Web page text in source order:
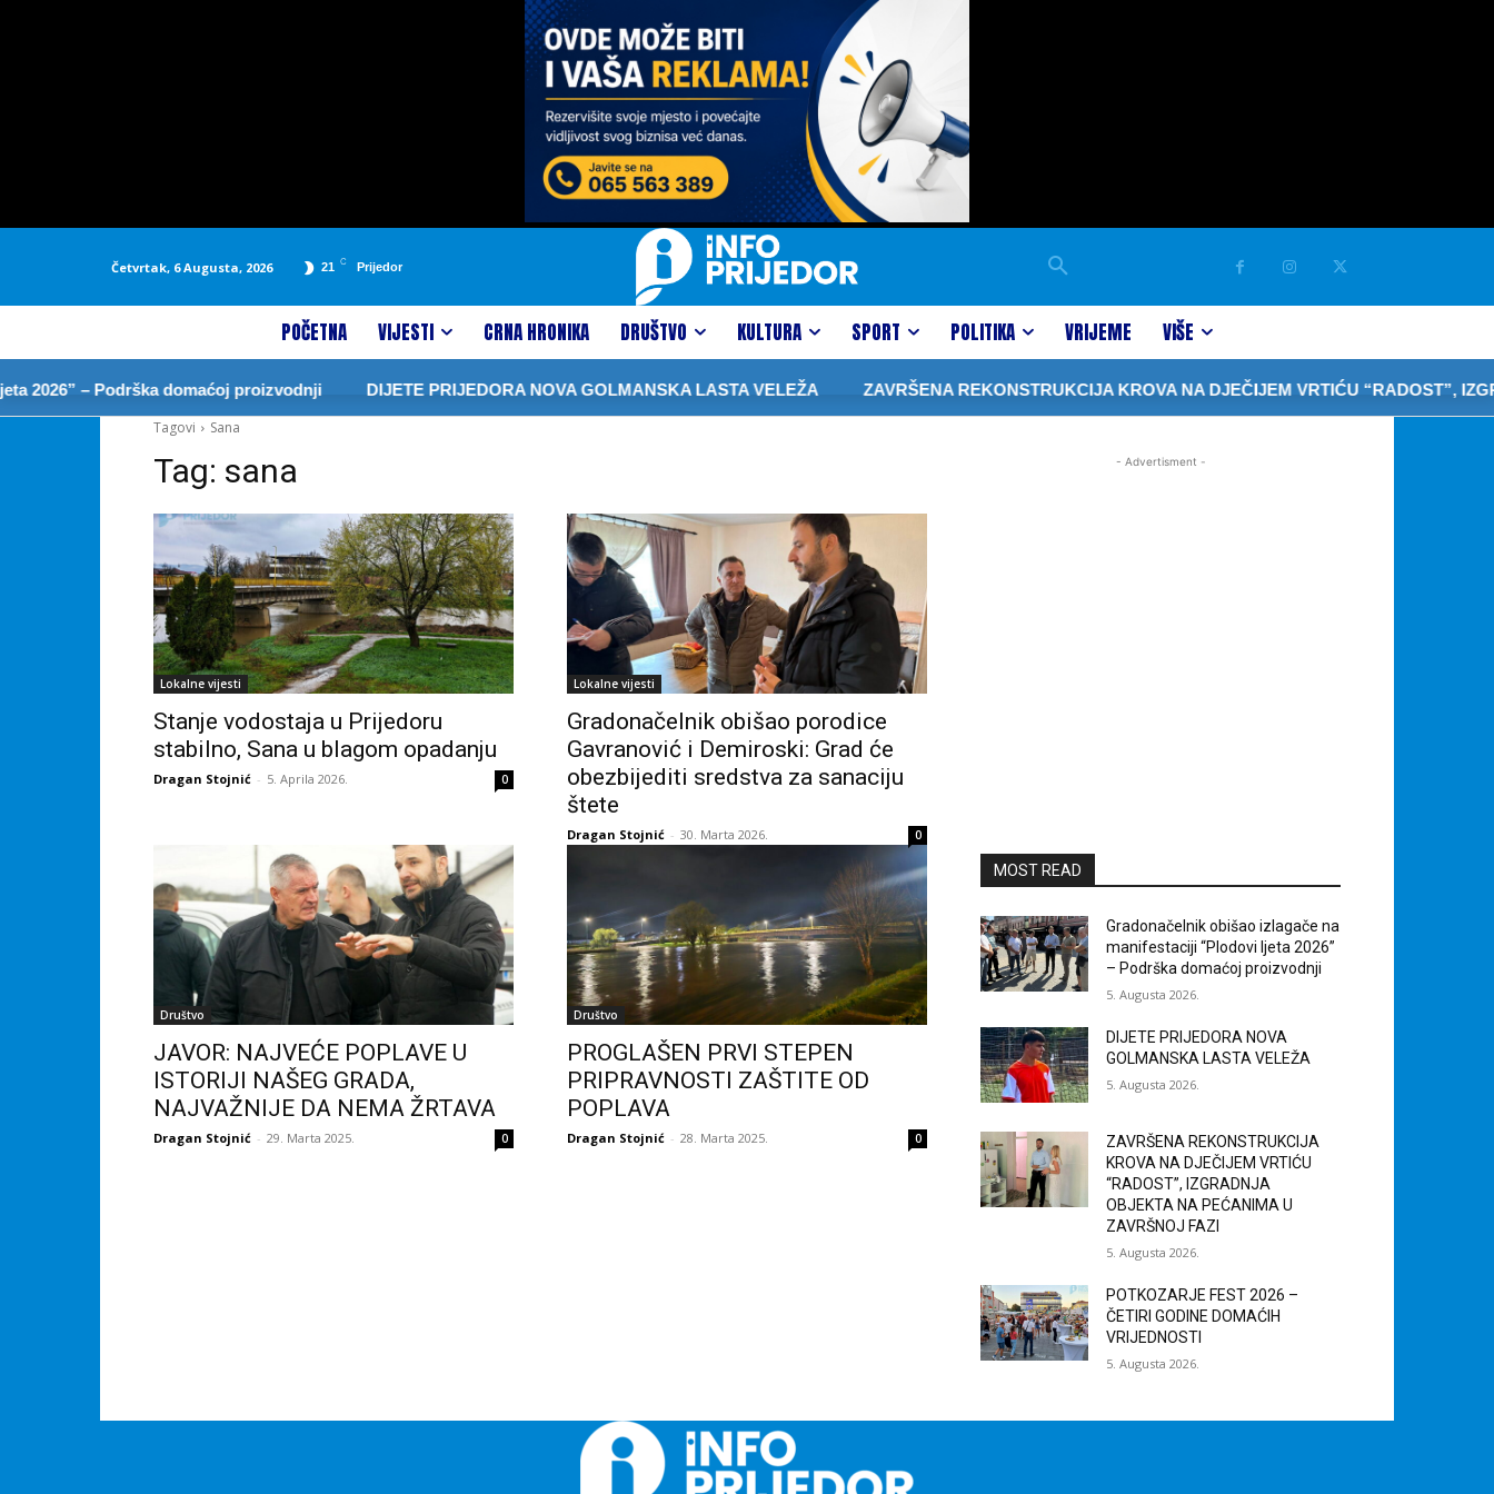
Četvrtak, 6 Augusta, 2026 21 C Prijedor
POČETNA VIJESTI CRNA HRONIKA DRUŠTVO KULTURA SPORT POLITIKA VRIJEME VIŠE
– Podrška domaćoj proizvodnji DIJETE PRIJEDORA NOVA GOLMANSKA LASTA VELEŽA
ZAVRŠENA REKONSTRUKCIJA KROVA NA DJEČIJEM VRTIĆU “RADOST”,
Tagovi
Sana
Tag: sana
Lokalne vijesti
Stanje vodostaja u Prijedoru
stabilno, Sana u blagom opadanju
Dragan Stojnić - 5. Aprila 2026. 0
Lokalne vijesti
Gradonačelnik obišao porodice
Gavranović i Demiroski: Grad će
obezbijediti sredstva za sanaciju
štete
Dragan Stojnić - 30. Marta 2026. 0
Društvo
JAVOR: NAJVEĆE POPLAVE U
ISTORIJI NAŠEG GRADA,
NAJVAŽNIJE DA NEMA ŽRTAVA
Dragan Stojnić - 29. Marta 2025. 0
Društvo
PROGLAŠEN PRVI STEPEN
PRIPRAVNOSTI ZAŠTITE OD
POPLAVA
Dragan Stojnić - 28. Marta 2025. 0
- Advertisment -
MOST READ
Gradonačelnik obišao izlagače na
manifestaciji “Plodovi ljeta 2026”
– Podrška domaćoj proizvodnji
5. Augusta 2026.
DIJETE PRIJEDORA NOVA
GOLMANSKA LASTA VELEŽA
5. Augusta 2026.
ZAVRŠENA REKONSTRUKCIJA
KROVA NA DJEČIJEM VRTIĆU
“RADOST”, IZGRADNJA
OBJEKTA NA PEĆANIMA U
ZAVRŠNOJ FAZI
5. Augusta 2026.
POTKOZARJE FEST 2026 –
ČETIRI GODINE DOMAĆIH
VRIJEDNOSTI
5. Augusta 2026.